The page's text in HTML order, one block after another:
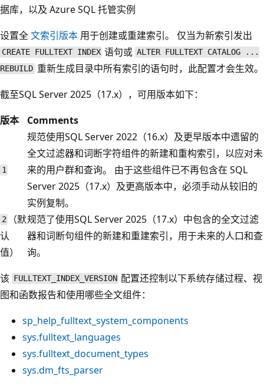
据库，以及 Azure SQL 托管实例
设置全文索引版本 用于创建或重建索引。 仅当为新索引发出
CREATE FULLTEXT INDEX 语句或 ALTER FULLTEXT CATALOG ...
REBUILD 重新生成目录中所有索引的语句时，此配置才会生效。
截至SQL Server 2025（17.x），可用版本如下：
版本
Comments
1
规范使用SQL Server 2022（16.x）及更早版本中遗留的
全文过滤器和词断字符组件的新建和重构索引，以应对未
来的用户群和查询。 由于这些组件已不再包含在 SQL
Server 2025（17.x）及更高版本中，必须手动从较旧的
实例复制。
2
（默
认
值）
规范了使用SQL Server 2025（17.x）中包含的全文过滤
器和词断句组件的新建和重建索引，用于未来的人口和查
询。
该 FULLTEXT_INDEX_VERSION 配置还控制以下系统存储过程、视
图和函数报告和使用哪些全文组件：
sp_help_fulltext_system_components
sys.fulltext_languages
sys.fulltext_document_types
sys.dm_fts_parser